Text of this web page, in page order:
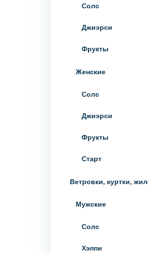
Солс
Джиэрси
Фрукты
Женские
Солс
Джиэрси
Фрукты
Старт
Ветровки, куртки,
Мужские
Солс
Хэппи